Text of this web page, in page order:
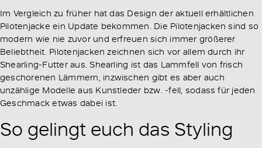
Im Vergleich zu früher hat das Design der aktuell erhältlichen
Pilotenjacke ein Update bekommen. Die Pilotenjacken sind so
modern wie nie zuvor und erfreuen sich immer größerer
Beliebtheit. Pilotenjacken zeichnen sich vor allem durch ihr
Shearling-Futter aus. Shearling ist das Lammfell von frisch
geschorenen Lämmern, inzwischen gibt es aber auch
unzählige Modelle aus Kunstleder bzw. -fell, sodass für jeden
Geschmack etwas dabei ist.
So gelingt euch das Styling